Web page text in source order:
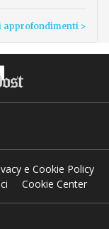
approfondimenti >
e Cookie Policy
Cookie Center